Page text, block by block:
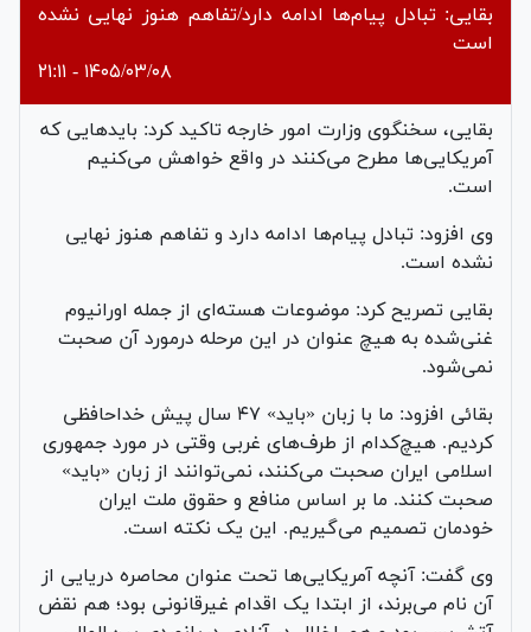
بقایی: تبادل پیام‌ها ادامه دارد/تفاهم هنوز نهایی نشده
است
۱۴۰۵/۰۳/۰۸ - ۲۱:۱۱
بقایی، سخنگوی وزارت امور خارجه تاکید کرد: باید‌هایی که
آمریکایی‌ها مطرح می‌کنند در واقع خواهش می‌کنیم
است.
وی افزود: تبادل پیام‌ها ادامه دارد و تفاهم هنوز نهایی
نشده است.
بقایی تصریح کرد: موضوعات هسته‌ای از جمله اورانیوم
غنی‌شده به هیچ عنوان در این مرحله درمورد آن صحبت
نمی‌شود.
بقائی افزود: ما با زبان «باید» ۴۷ سال پیش خداحافظی
کردیم. هیچ‌کدام از طرف‌های غربی وقتی در مورد جمهوری
اسلامی ایران صحبت می‌کنند، نمی‌توانند از زبان «باید»
صحبت کنند. ما بر اساس منافع و حقوق ملت ایران
خودمان تصمیم می‌گیریم. این یک نکته است.
وی گفت: آنچه آمریکایی‌ها تحت عنوان محاصره دریایی از
آن نام می‌برند، از ابتدا یک اقدام غیرقانونی بود؛ هم نقض